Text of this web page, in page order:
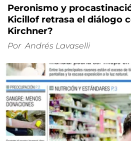
Peronismo y
Kicillof retrasa el diálogo
Kirchner?
Por Andrés Lavaselli